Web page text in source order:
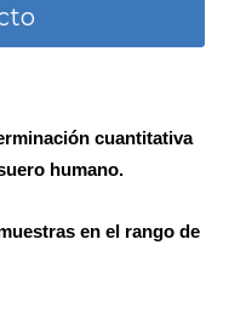
cuantitativa
humano.
en el rango de